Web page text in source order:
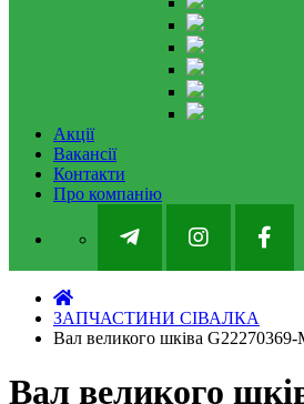
Акції
Вакансії
Контакти
Про компанію
ЗАПЧАСТИНИ СІВАЛКА
Вал великого шківа
Вал великого